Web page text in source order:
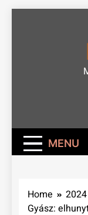
MENU
Home 2024
Gyász: